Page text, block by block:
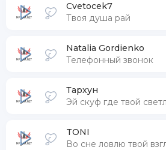
Cvetocek7
Твоя душа рай
Natalia Gordienko
Телефонный звонок
Тархун
TONI